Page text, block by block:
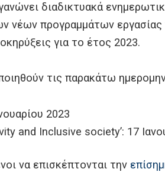
διαδικτυακά
νέων προγραμμάτων εργασίας
για το έτος 2023.
τις παρακάτω
2023
and Inclusive society’: 17
να επισκέπτονται την